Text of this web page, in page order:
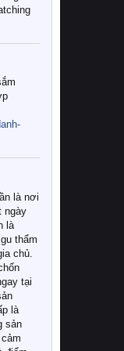
là nơi
ngày
là
thẩm
chủ.
tại
là
sản